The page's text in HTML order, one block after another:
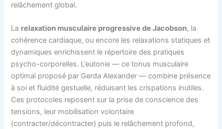
relâchement global.
La relaxation musculaire progressive de Jacobson, la
cohérence cardiaque, ou encore les relaxations statiques et
dynamiques enrichissent le répertoire des pratiques
psycho-corporelles. L’eutonie — ce tonus musculaire
optimal proposé par Gerda Alexander — combine présence
à soi et fluidité gestuelle, réduisant les crispations inutiles.
Ces protocoles reposent sur la prise de conscience des
tensions, leur mobilisation volontaire
(contracter/décontracter) puis le relâchement profond,